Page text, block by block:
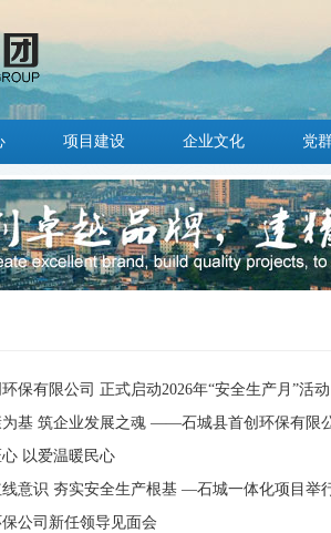
项目建设 企业文化 党
保有限公司 正式启动2026年“安全生产月”活动
为基 筑企业发展之魂 ——石城县首创环保有限
以爱温暖民心
意识 夯实安全生产根基 —石城一体化项目举
公司新任领导见面会